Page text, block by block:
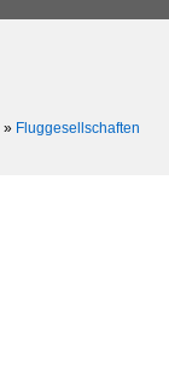
» Fluggesellschaften